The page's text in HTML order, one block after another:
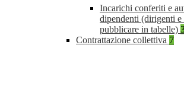
Incarichi conferiti e
dipendenti (dirigenti
pubblicare in tabelle)
Contrattazione collettiva 7